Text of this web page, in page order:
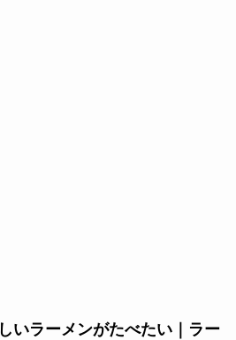
いラーメンがたべたい｜ラー